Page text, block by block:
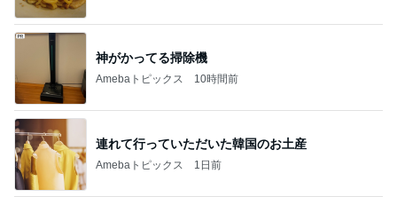
神がかってる掃除機
Amebaトピックス 10時間前
連れて行っていただいた韓国のお土産
Amebaトピックス 1日前